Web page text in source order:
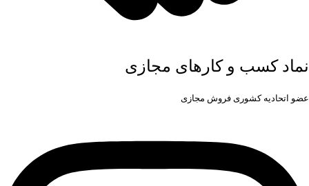
نماد کسب و کارهای مجازی
عضو اتحادیه کشوری فروش مجازی